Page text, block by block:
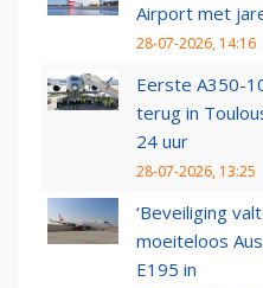
Airport met
28-07-2026, 14:16
Eerste A350-
terug in
24 uur
28-07-2026, 13:25
‘Beveiliging
moeiteloos
E195 in